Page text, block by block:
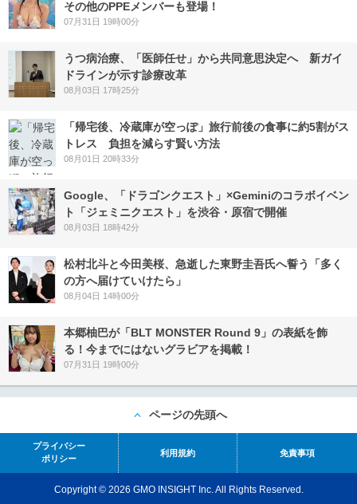
その他のPPEメンバーも登場！
07月31日 19時00分
うつ病治療、「医師任せ」から共同意思決定へ 新ガイ
ドラインが示す診療改革
08月03日 17時25分
「帰宅後、冷蔵庫が空っぽ」旅行前後の食事に約5割がス
トレス 負担を減らす賢い方法
08月01日 20時33分
Google、「ドラゴンクエスト」×Geminiのコラボイベン
ト「ジェミニクエスト」を渋谷・原宿で開催
08月03日 18時42分
松村北斗と今田美桜、急逝した東野圭吾氏へ誓う「多く
の方へ届けていけたら」
08月04日 14時00分
本郷柚巴が「BLT MONSTER Round 9」の表紙を飾
る！今までにはないグラビアを掲載！
07月31日 19時00分
ページの先頭へ
プライバシー
ポリシー
利用規約 免責事項
Copyright © 2026 GMO INSIGHT Inc. All Rights Reserved.